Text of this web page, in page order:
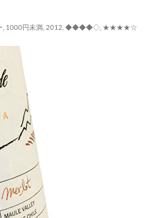
1000円未満 2012 ◆◆◆◆◇ ★★★★☆